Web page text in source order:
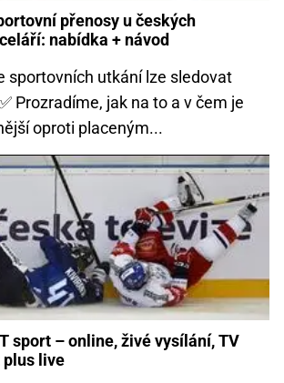
přenosy u českých
nabídka + návod
sportovních utkání lze sledovat
Prozradíme, jak na to a v čem je
oproti placeným...
sport – online, živé vysílání, TV
plus live